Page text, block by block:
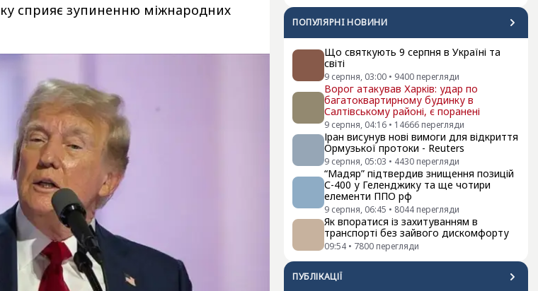
ПОПУЛЯРНI НОВИНИ
Що святкують 9 серпня в Україні та
світі
9 серпня, 03:00 • 9400 перегляди
Ворог атакував Харків: удар по
багатоквартирному будинку в
Салтівському районі, є поранені
9 серпня, 04:16 • 14666 перегляди
Іран висунув нові вимоги для відкриття
Ормузької протоки - Reuters
9 серпня, 05:03 • 4430 перегляди
“Мадяр” підтвердив знищення позицій
С-400 у Геленджику та ще чотири
елементи ППО рф
9 серпня, 06:45 • 8044 перегляди
Як впоратися із захитуванням в
транспорті без зайвого дискомфорту
09:54 • 7800 перегляди
ПУБЛІКАЦІЇ
сприяє зупиненню міжнародних